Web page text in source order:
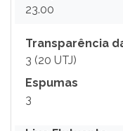
23.00
Transparência
3 (20 UTJ)
Espumas
3